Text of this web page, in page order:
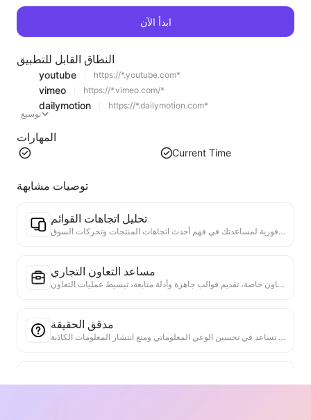
ابدأ الآن
النطاق القابل للتطبيق
youtube https://*.youtube.com*
vimeo https://*.vimeo.com/*
dailymotion
https://*.dailymotion.com*
توسيع
المهارات
Current Time
توصيات مشابهة
تحليل اتجاهات القوائم
تحليل بيانات القوائم الحالية، وإنتاج تقرير الاتجاهات. التعرف على الفئات الشائعة، وأنواع المنتجات التي ترتفع بسرعة، والتقنيات الناشئة. تقديم رؤى سوقية فورية لمساعدتك في فهم أحدث اتجاهات المنتجات وتحركات السوق.
مساعد التعاون التجاري
تحويل معلومات الويب إلى مقترحات تجارية مخصصة، رسائل تعاون خاصة، تقديم قوالب جاهزة وأدلة متابعة، تبسيط عمليات التعاون.
مدقق الحقيقة
أداة فعالة مخصصة للتحقق من موثوقية محتوى الويب. تحدد تلقائيًا البيانات والادعاءات الرئيسية وتتحقق منها مقابل مصادر خارجية موثوقة. تقيّم مصداقية البيانات المهمة وتوفر شرحًا للنتائج والروابط إلى المصادر الحقيقية. تساعد في تحسين الوعي المعلوماتي ومنع انتشار المعلومات الكاذبة.